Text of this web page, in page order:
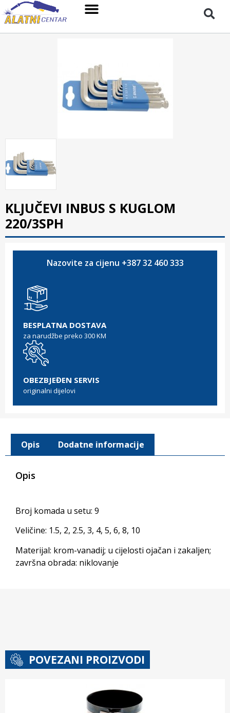
KLJUČEVI INBUS S KUGLOM
220/3SPH
Nazovite za cijenu +387 32 460 333
BESPLATNA DOSTAVA
za narudžbe preko 300 KM
OBEZBJEĐEN SERVIS
originalni dijelovi
Opis Dodatne informacije
Opis
Broj komada u setu: 9
Veličine: 1.5, 2, 2.5, 3, 4, 5, 6, 8, 10
Materijal: krom-vanadij; u cijelosti ojačan i zakaljen;
završna obrada: niklovanje
POVEZANI PROIZVODI